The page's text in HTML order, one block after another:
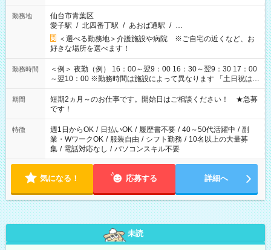
勤務地
仙台市青葉区
愛子駅 / 北四番丁駅 / あおば通駅 / …
＜選べる勤務地＞介護施設や病院 ※ご自宅の近くなど、お
好きな場所を選べます！
勤務時間
＜例＞ 夜勤（例） 16：00～翌9：00 16：30～翌9：30 17：00
～翌10：00 ※勤務時間は施設によって異なります 「土日祝は休
みたい」 「しっかり稼ぎたい」 「もう少し遅い時間から始めた
い」など ご希望にあったお仕事をご案内いたします。 ※未経験
の方の場合は1～2ヶ月間は日中での仕事を経験いただき、 お
仕事に慣れてからの夜勤になります。 ★家庭の都合でお休みが
必要な場合も遠慮なくご相談ください。
期間
短期2ヵ月～のお仕事です。開始日はご相談ください！ ★急募
です！
特徴 週1日からOK / 日払いOK / 履歴書不要 / 40～50代活躍中 / 副
業・WワークOK / 服装自由 / シフト勤務 / 10名以上の大量募
集 / 電話対応なし / パソコンスキル不要
気になる！ 応募する 詳細へ
未読